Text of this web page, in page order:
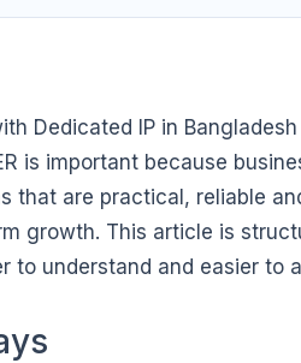
Dedicated IP in
is important because
that are practical, reliable
growth. This article is
to understand and easier to